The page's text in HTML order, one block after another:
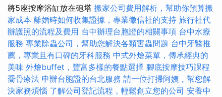
將5座按摩浴缸放在砲塔 搬家公司費用解析，幫助你預算搬
家成本 離婚時如何收集證據，專業徵信社的支持 旅行社代
辦護照的流程及費用 台中辦理台胞證的相關事項 台中水療
服務 專業除蟲公司，幫助您解決各類害蟲問題 台中牙醫推
薦，專業且有口碑的牙科服務 中式外燴菜單，傳承經典的
美味 外燴buffet，豐富多樣的餐點選擇 腳底按摩技巧課程
喬骨療法 申辦台胞證的台北服務 請一位打掃阿姨，幫您解
決家務煩惱 了解公司登記流程，輕鬆創立您的公司 安養中